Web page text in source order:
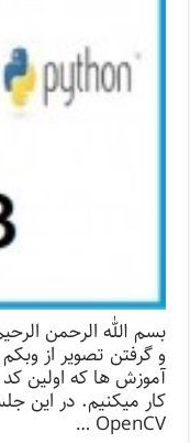
و گرفتن تصویر از
کار میکنیم. در این
OpenCV …